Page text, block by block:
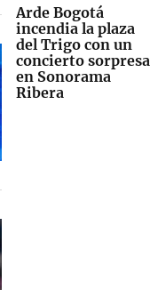
Arde Bogotá
incendia la plaza
del Trigo con un
concierto sorpresa
en Sonorama
Ribera